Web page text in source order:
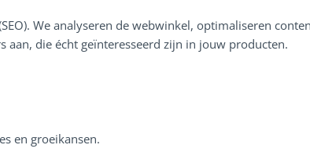
We analyseren de webwinkel, optimaliseren
die écht geïnteresseerd zijn in jouw producten.
en groeikansen.